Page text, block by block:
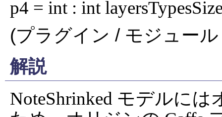
p4 = int : int
(プラグイン / モジュー
解説
NoteShrinked モデルに